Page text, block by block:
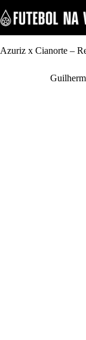
k
i
p
Azuriz x Cianorte –